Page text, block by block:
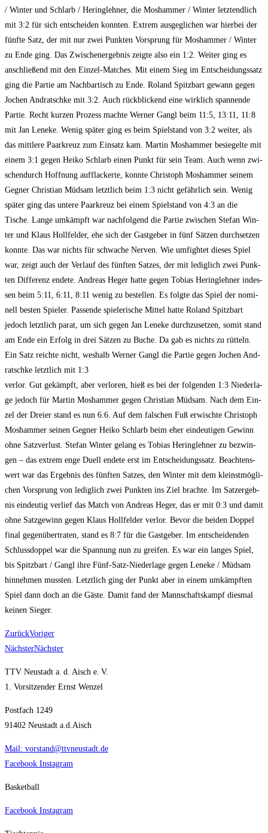
/ Win­ter und Schlarb / Hering­leh­ner, die Mos­ham­mer / Win­ter letzt­end­lich
mit 3:2 für sich ent­schei­den konn­ten. Extrem aus­ge­gli­chen war hier­bei der
fünf­te Satz, der mit nur zwei Punk­ten Vor­sprung für Mos­ham­mer / Win­ter
zu Ende ging. Das Zwi­schen­er­geb­nis zeig­te also ein 1:2. Wei­ter ging es
anschlie­ßend mit den Ein­zel-Matches. Mit einem Sieg im Ent­schei­dungs­satz
ging die Par­tie am Nach­bar­tisch zu Ende. Roland Spitz­bart gewann gegen
Jochen And­ratsch­ke mit 3:2. Auch rück­bli­ckend eine wirk­lich span­nen­de
Par­tie. Recht kur­zen Pro­zess mach­te Wer­ner Gangl beim 11:5, 13:11, 11:8
mit Jan Lene­ke. Wenig spä­ter ging es beim Spiel­stand von 3:2 wei­ter, als
das mitt­le­re Paar­kreuz zum Ein­satz kam. Mar­tin Mos­ham­mer besie­gel­te mit
einem 3:1 gegen Hei­ko Schlarb einen Punkt für sein Team. Auch wenn zwi­
schen­durch Hoff­nung auf­fla­cker­te, konn­te Chris­toph Mos­ham­mer sei­nem
Geg­ner Chris­ti­an Müd­sam letzt­lich beim 1:3 nicht gefähr­lich sein. Wenig
spä­ter ging das unte­re Paar­kreuz bei einem Spiel­stand von 4:3 an die
Tische. Lan­ge umkämpft war nach­fol­gend die Par­tie zwi­schen Ste­fan Win­
ter und Klaus Holl­fel­der, ehe sich der Gast­ge­ber in fünf Sät­zen durch­set­zen
konn­te. Das war nichts für schwa­che Ner­ven. Wie umfigh­tet die­ses Spiel
war, zeigt auch der Ver­lauf des fünf­ten Sat­zes, der mit ledig­lich zwei Punk­
ten Dif­fe­renz ende­te. Andre­as Heger hat­te gegen Tobi­as Hering­leh­ner indes­
sen beim 5:11, 6:11, 8:11 wenig zu bestel­len. Es folg­te das Spiel der nomi­
nell bes­ten Spie­ler. Pas­sen­de spie­le­ri­sche Mit­tel hat­te Roland Spitz­bart
jedoch letzt­lich parat, um sich gegen Jan Lene­ke durch­zu­set­zen, somit stand
am Ende ein Erfolg in drei Sät­zen zu Buche. Da gab es nichts zu rüt­teln.
Ein Satz reich­te nicht, wes­halb Wer­ner Gangl die Par­tie gegen Jochen And­
ratsch­ke letzt­lich mit 1:3
ver­lor. Gut gekämpft, aber ver­lo­ren, hieß es bei der fol­gen­den 1:3 Nie­der­la­
ge jedoch für Mar­tin Mos­ham­mer gegen Chris­ti­an Müd­sam. Nach dem Ein­
zel der Drei­er stand es nun 6:6. Auf dem fal­schen Fuß erwisch­te Chris­toph
Mos­ham­mer sei­nen Geg­ner Hei­ko Schlarb beim eher ein­deu­ti­gen Gewinn
ohne Satz­ver­lust. Ste­fan Win­ter gelang es Tobi­as Hering­leh­ner zu bezwin­
gen – das extrem enge Duell ende­te erst im Ent­schei­dungs­satz. Beach­tens­
wert war das Ergeb­nis des fünf­ten Sat­zes, den Win­ter mit dem kleinst­mög­li­
chen Vor­sprung von ledig­lich zwei Punk­ten ins Ziel brach­te. Im Satz­er­geb­
nis ein­deu­tig ver­lief das Match von Andre­as Heger, das er mit 0:3 und damit
ohne Satz­ge­winn gegen Klaus Holl­fel­der ver­lor. Bevor die bei­den Dop­pel
final gegen­über­tra­ten, stand es 8:7 für die Gast­ge­ber. Im ent­schei­den­den
Schluss­dop­pel war die Span­nung nun zu grei­fen. Es war ein lan­ges Spiel,
bis Spitz­bart / Gangl ihre Fünf-Satz-Nie­der­la­ge gegen Lene­ke / Müd­sam
hin­neh­men muss­ten. Letzt­lich ging der Punkt aber in einem umkämpf­ten
Spiel dann doch an die Gäs­te. Damit fand der Mann­schafts­kampf dies­mal
kei­nen Sieger.
ZurückVoriger
NächsterNächster
TTV Neustadt a. d. Aisch e. V.
1. Vorsitzender Ernst Wenzel
Postfach 1249
91402 Neustadt a.d.Aisch
Mail: vorstand@ttvneustadt.de
Facebook Instagram
Basketball
Facebook Instagram